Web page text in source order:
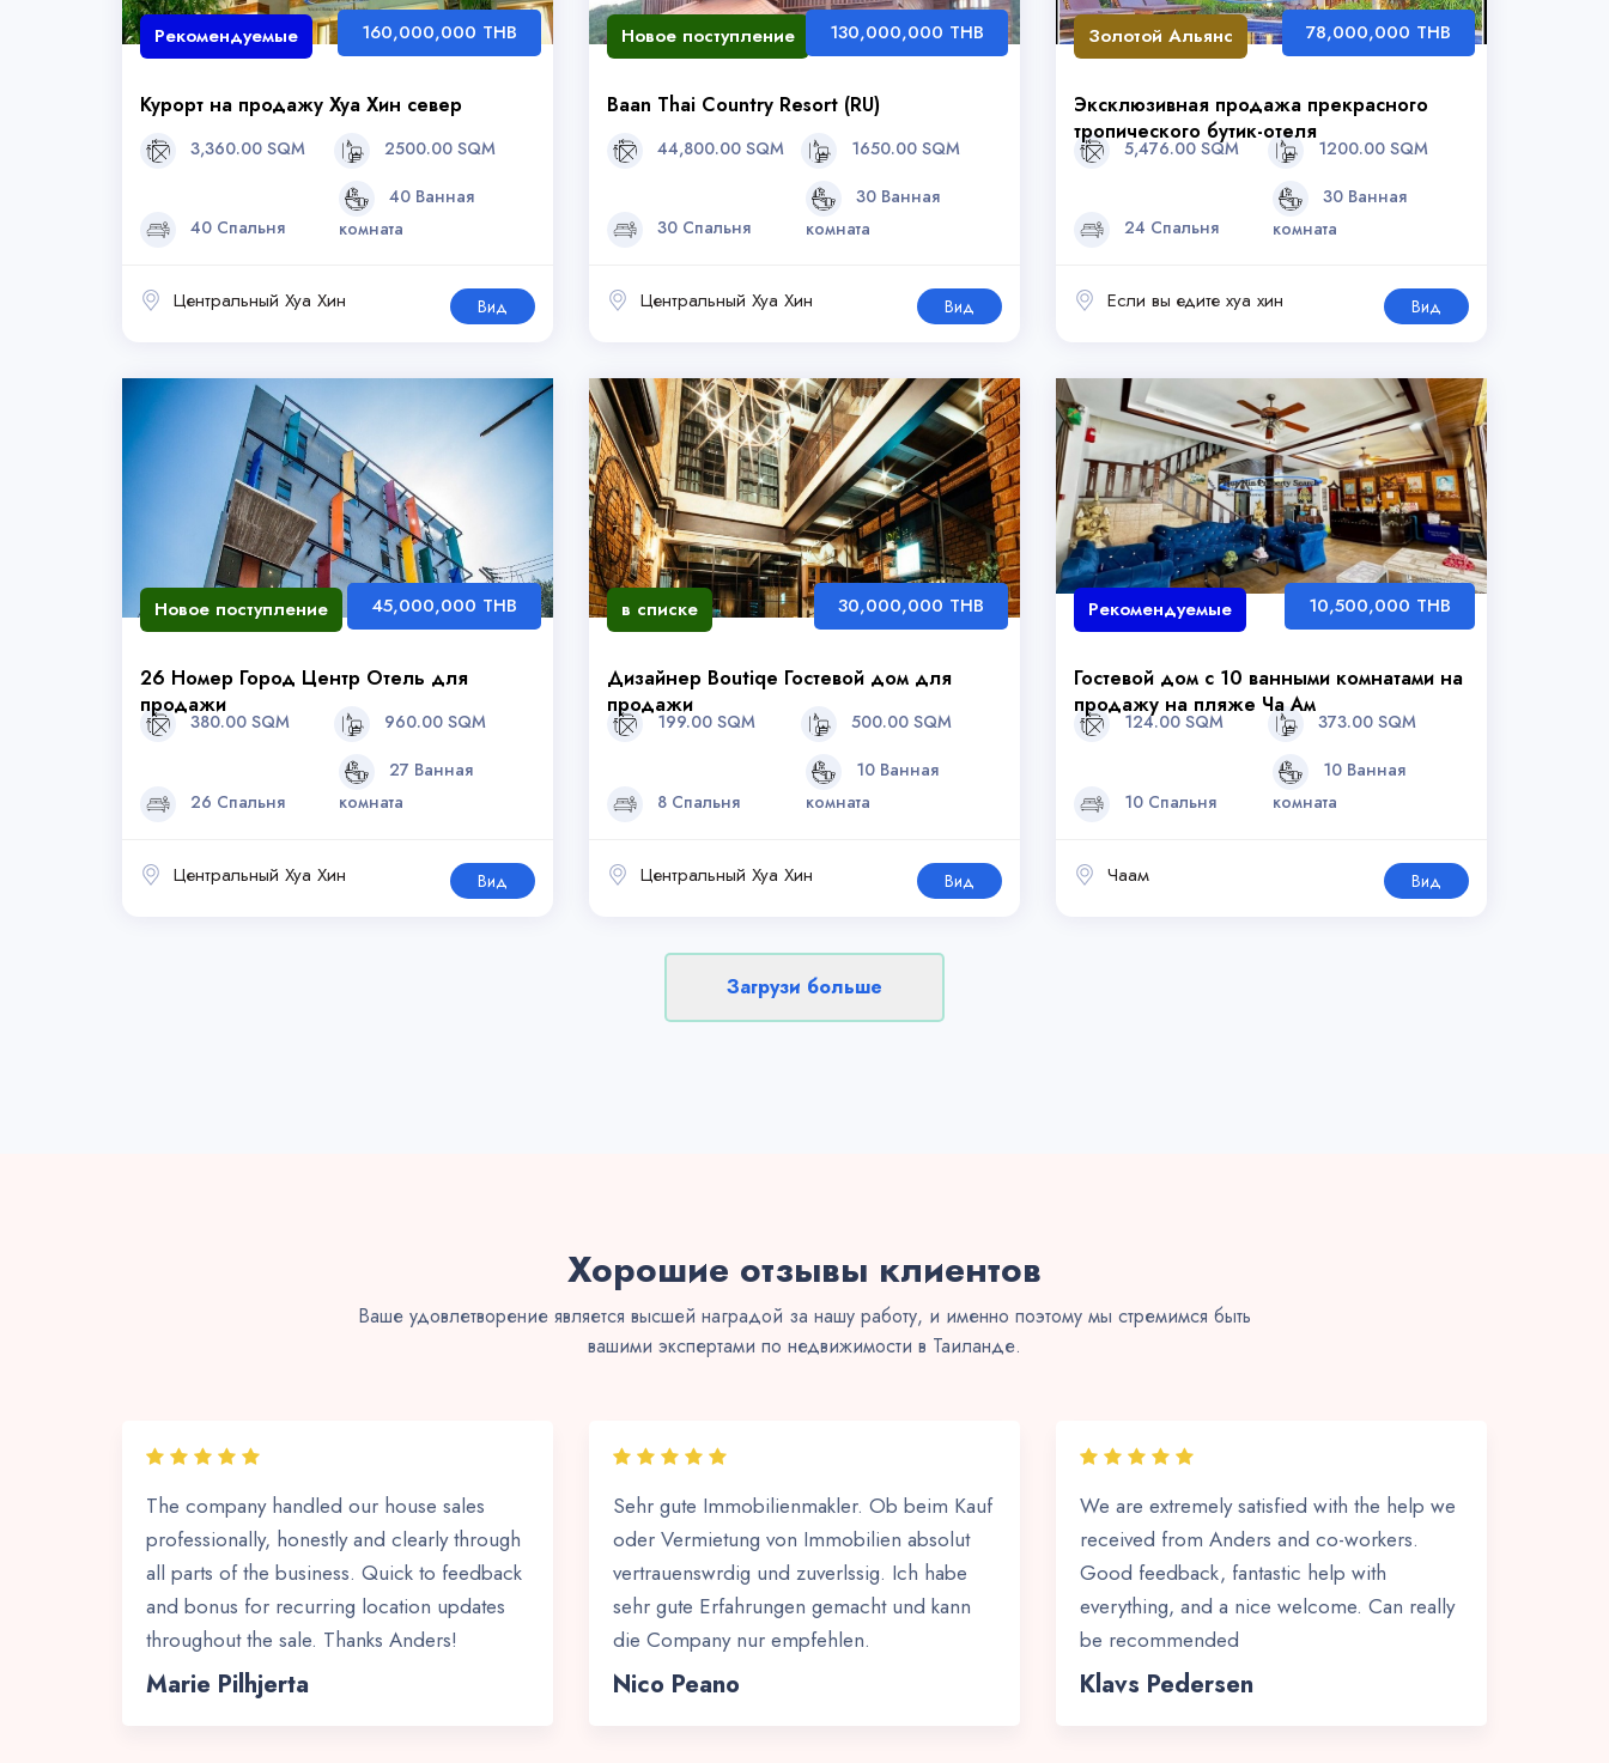
Рекомендуемые
Курорт на продажу Хуа Хин север
160,000,000 THB
3,360.00 SQM 2500.00 SQM
40 Спальня
40 Ванная
комната
Центральный Хуа Хин Вид
Новое поступление
Baan Thai Country Resort (RU)
130,000,000 THB
44,800.00 SQM 1650.00 SQM
30 Спальня
30 Ванная
комната
Центральный Хуа Хин Вид
Золотой Альянс
Эксклюзивная продажа прекрасного
тропического бутик-отеля
78,000,000 THB
5,476.00 SQM 1200.00 SQM
24 Спальня
30 Ванная
комната
Если вы едите хуа хин Вид
Новое поступление
26 Номер Город Центр Отель для
продажи
45,000,000 THB
380.00 SQM 960.00 SQM
26 Спальня
27 Ванная
комната
Центральный Хуа Хин Вид
в списке
Дизайнер Boutiqe Гостевой дом для
продажи
30,000,000 THB
199.00 SQM 500.00 SQM
8 Спальня
10 Ванная
комната
Центральный Хуа Хин Вид
Рекомендуемые
Гостевой дом с 10 ванными комнатами на
продажу на пляже Ча Ам
10,500,000 THB
124.00 SQM 373.00 SQM
10 Спальня
10 Ванная
комната
Чаам Вид
Загрузи больше
Хорошие отзывы клиентов
Ваше удовлетворение является высшей наградой за нашу работу, и именно поэтому мы стремимся быть
вашими экспертами по недвижимости в Таиланде.
The company handled our house sales
professionally, honestly and clearly through
all parts of the business. Quick to feedback
and bonus for recurring location updates
throughout the sale. Thanks Anders!
Marie Pilhjerta
Sehr gute Immobilienmakler. Ob beim Kauf
oder Vermietung von Immobilien absolut
vertrauenswrdig und zuverlssig. Ich habe
sehr gute Erfahrungen gemacht und kann
die Company nur empfehlen.
Nico Peano
We are extremely satisfied with the help we
received from Anders and co-workers.
Good feedback, fantastic help with
everything, and a nice welcome. Can really
be recommended
Klavs Pedersen